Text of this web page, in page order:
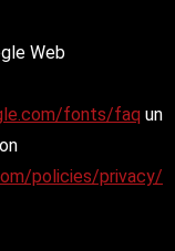
Web
fonts/faq und
policies/privacy/